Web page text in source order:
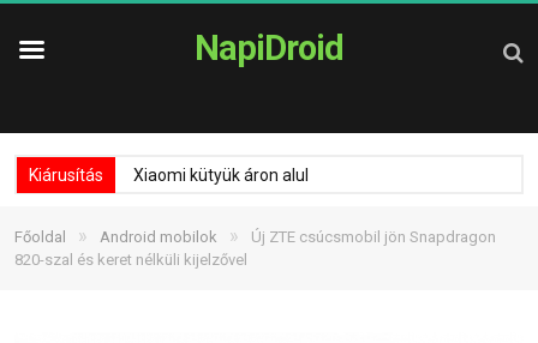
NapiDroid
Kiárusítás Xiaomi kütyük áron alul
Főoldal » Android mobilok »
Új ZTE csúcsmobil jön Snapdragon
820-szal és keret nélküli kijelzővel